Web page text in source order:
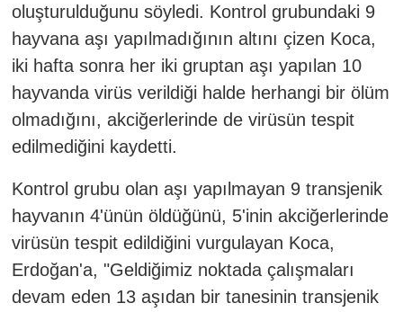
oluşturulduğunu söyledi. Kontrol grubundaki 9
hayvana aşı yapılmadığının altını çizen Koca,
iki hafta sonra her iki gruptan aşı yapılan 10
hayvanda virüs verildiği halde herhangi bir ölüm
olmadığını, akciğerlerinde de virüsün tespit
edilmediğini kaydetti.
Kontrol grubu olan aşı yapılmayan 9 transjenik
hayvanın 4'ünün öldüğünü, 5'inin akciğerlerinde
virüsün tespit edildiğini vurgulayan Koca,
Erdoğan'a, "Geldiğimiz noktada çalışmaları
devam eden 13 aşıdan bir tanesinin transjenik